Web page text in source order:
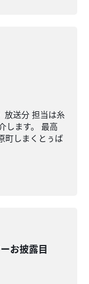
放送分 担当は糸
します。 最高
町しまくとぅば
お披露目